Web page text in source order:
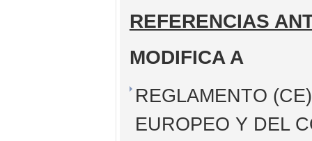
REFERENCIAS
MODIFICA A
REGLAMENTO
EUROPEO Y DEL